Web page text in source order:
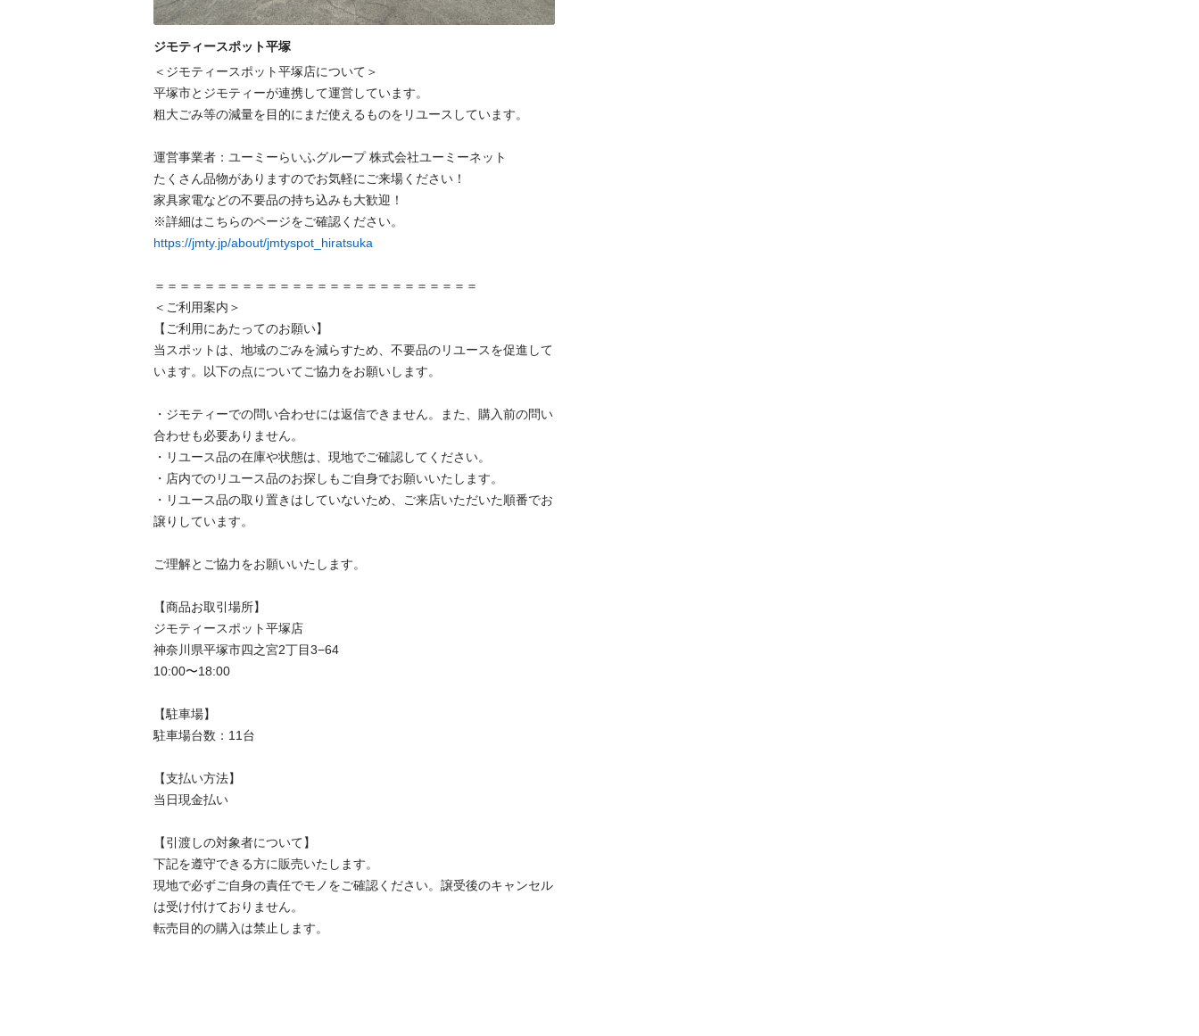
ジモティースポット平塚
＜ジモティースポット平塚店について＞
平塚市とジモティーが連携して運営しています。
粗⼤ごみ等の減量を⽬的にまだ使えるものをリユースしています。
運営事業者：ユーミーらいふグループ 株式会社ユーミーネット
たくさん品物がありますのでお気軽にご来場ください！
家具家電などの不要品の持ち込みも大歓迎！
https://jmty.jp/about/jmtyspot_hiratsuka
＝＝＝＝＝＝＝＝＝＝＝＝＝＝＝＝＝＝＝＝＝＝＝＝＝＝
＜ご利用案内＞
【ご利用にあたってのお願い】
当スポットは、地域のごみを減らすため、不要品のリユースを促進して
います。以下の点についてご協力をお願いします。
・ジモティーでの問い合わせには返信できません。また、購入前の問い
合わせも必要ありません。
・リユース品の在庫や状態は、現地でご確認してください。
・店内でのリユース品のお探しもご自身でお願いいたします。
・リユース品の取り置きはしていないため、ご来店いただいた順番でお
譲りしています。
ご理解とご協力をお願いいたします。
【商品お取引場所】
ジモティースポット平塚店
神奈川県平塚市四之宮2丁目3−64
10:00〜18:00
【駐⾞場】
駐車場台数：11台
【⽀払い⽅法】
当日現金払い
【引渡しの対象者について】
下記を遵守できる⽅に販売いたします。
現地で必ずご⾃⾝の責任でモノをご確認ください。譲受後のキャンセル
は受け付けておりません。
転売⽬的の購⼊は禁⽌します。